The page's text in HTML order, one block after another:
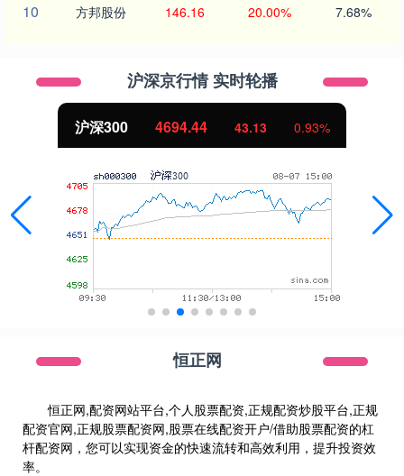
10 方邦股份 146.16 20.00% 7.68%
沪深京行情 实时轮播
沪深300 4694.44 43.13 0.93%
恒正网
恒正网,配资网站平台,个人股票配资,正规配资炒股平台,正规
配资官网,正规股票配资网,股票在线配资开户/借助股票配资的杠
杆配资网，您可以实现资金的快速流转和高效利用，提升投资效
率。